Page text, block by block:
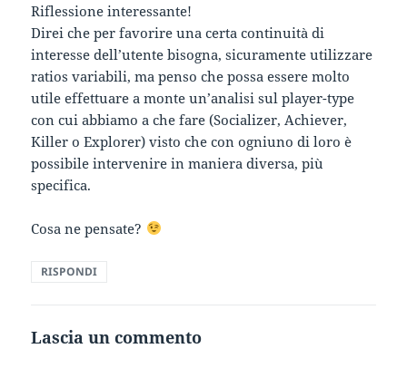
Riflessione interessante!
Direi che per favorire una certa continuità di
interesse dell’utente bisogna, sicuramente utilizzare
ratios variabili, ma penso che possa essere molto
utile effettuare a monte un’analisi sul player-type
con cui abbiamo a che fare (Socializer, Achiever,
Killer o Explorer) visto che con ogniuno di loro è
possibile intervenire in maniera diversa, più
specifica.
Cosa ne pensate?
RISPONDI
Lascia un commento